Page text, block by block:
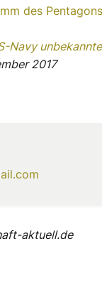
des Pentagons
Navy
2017
aktuell.de